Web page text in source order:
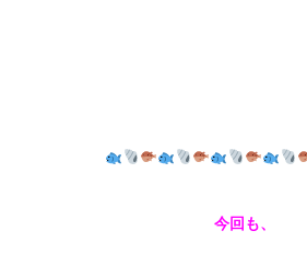
今回も、